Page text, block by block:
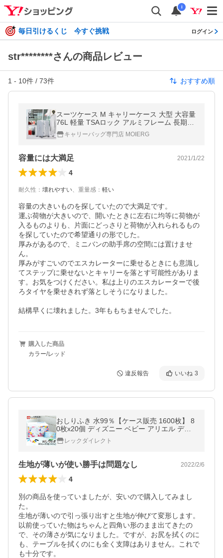
i
毎日引けるくじ 今すぐ挑戦 ログイン
str********さんの商品レビュー
1 - 10件 / 73件 おすすめ順
スーツケース M キャリーケース 大型 大容量
76L 軽量 TSAロック アルミフレーム 長期出
張 留学 長期旅行 海外旅行 Mサイズ
キャリーバッグ専門店 MOIERG
容量には大満足 2021/1/22
4
耐久性 ： 壊れやすい、 重量感 ： 軽い
容量の大きいものを探していたので大満足です。
運ぶ荷物が大きいので、開いたときに左右に均等に荷物が
入るものよりも、片面にどっさりと荷物が入れられるもの
を探していたので希望通りの形でした。
厚みがあるので、ミニバンの助手席の空間には置けませ
ん。
厚みがすごいのでエスカレーターに乗せるときにも意識し
てステップに乗せないとキャリーを落とす可能性がありま
す。お気をつけください。私は上りのエスカレーターで後
ろタイヤを乗せきれず落としそうになりました。
結構早くに壊れました。3年ももちませんでした。
購入した商品
カラー/レッド
違反報告 いいね 3
おしりふき 水99％【ケース販売 1600枚】 8
0枚x20個 ディズニー ベビー アリエル ディ
ズニープリンセス 送料無料
レックダイレクト
生地が薄いが使い勝手は問題なし 2022/2/6
4
別の商品を使っていましたが、安いので購入してみまし
た。
生地が薄いので引っ張り出すと生地が伸びて変形します。
以前使っていた物はちゃんと四角い形のまま出てきたの
で、その薄さが気になりました。ですが、お尻を拭くのに
も、テーブルを拭くのにも全く支障はありません。これで
も十分です。